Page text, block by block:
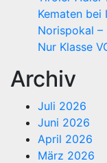
Kematen bei
Norispokal –
Nur Klasse
Archiv
Juli 2026
Juni 2026
April 2026
März 2026